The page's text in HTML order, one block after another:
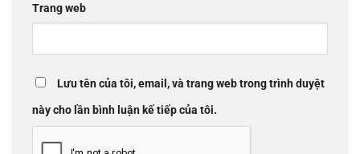
Trang web
Lưu tên của tôi, email, và trang web trong trình duyệt
này cho lần bình luận kế tiếp của tôi.